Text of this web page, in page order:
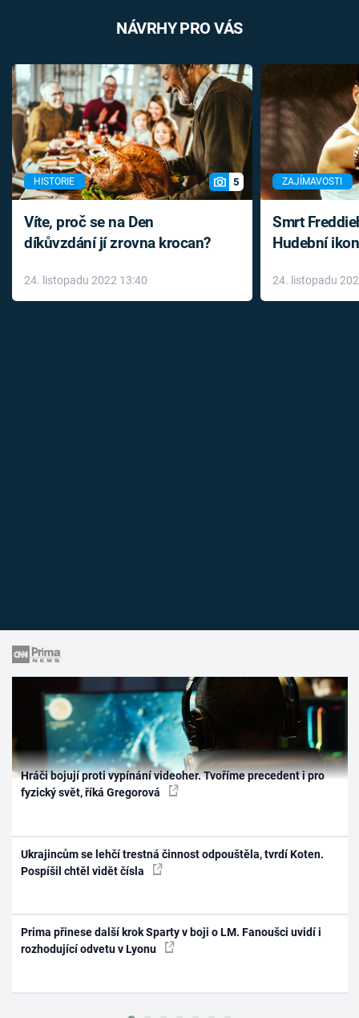
NÁVRHY PRO VÁS
HISTORIE 5
Víte, proč se na Den
díkůvzdání jí zrovna krocan?
24. listopadu 2022 13:40
ZAJÍMAVOSTI
Smrt
Hudební
léky
24. listopadu
Hráči bojují proti vypínání videoher. Tvoříme precedent i pro
fyzický svět, říká Gregorová
Ukrajincům se lehčí trestná činnost odpouštěla, tvrdí Koten.
Pospíšil chtěl vidět čísla
Prima přinese další krok Sparty v boji o LM. Fanoušci uvidí i
rozhodující odvetu v Lyonu